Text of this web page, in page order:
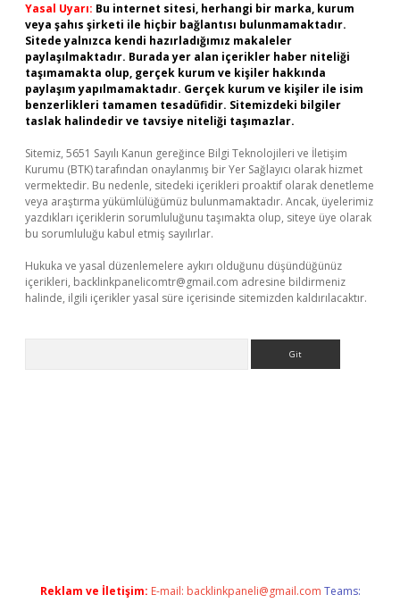
Yasal Uyarı: Bu internet sitesi, herhangi bir marka, kurum
veya şahıs şirketi ile hiçbir bağlantısı bulunmamaktadır.
Sitede yalnızca kendi hazırladığımız makaleler
paylaşılmaktadır. Burada yer alan içerikler haber niteliği
taşımamakta olup, gerçek kurum ve kişiler hakkında
paylaşım yapılmamaktadır. Gerçek kurum ve kişiler ile isim
benzerlikleri tamamen tesadüfidir. Sitemizdeki bilgiler
taslak halindedir ve tavsiye niteliği taşımazlar.
Sitemiz, 5651 Sayılı Kanun gereğince Bilgi Teknolojileri ve İletişim
Kurumu (BTK) tarafından onaylanmış bir Yer Sağlayıcı olarak hizmet
vermektedir. Bu nedenle, sitedeki içerikleri proaktif olarak denetleme
veya araştırma yükümlülüğümüz bulunmamaktadır. Ancak, üyelerimiz
yazdıkları içeriklerin sorumluluğunu taşımakta olup, siteye üye olarak
bu sorumluluğu kabul etmiş sayılırlar.
Hukuka ve yasal düzenlemelere aykırı olduğunu düşündüğünüz
içerikleri, backlinkpanelicomtr@gmail.com adresine bildirmeniz
halinde, ilgili içerikler yasal süre içerisinde sitemizden kaldırılacaktır.
Reklam ve İletişim: E-mail: backlinkpaneli@gmail.com Teams: